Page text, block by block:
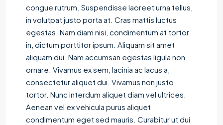
congue rutrum. Suspendisse laoreet urna tellus,
in volutpat justo porta at. Cras mattis luctus
egestas. Nam diam nisi, condimentum at tortor
in, dictum porttitor ipsum. Aliquam sit amet
aliquam dui. Nam accumsan egestas ligula non
ornare. Vivamus ex sem, lacinia ac lacus a,
consectetur aliquet dui. Vivamus non justo
tortor. Nunc interdum aliquet diam vel ultrices.
Aenean vel ex vehicula purus aliquet
condimentum eget sed mauris. Curabitur ut dui